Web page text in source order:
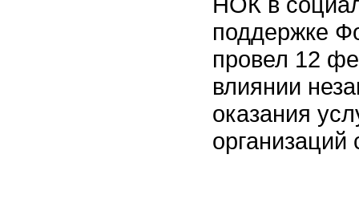
поддержке
провел 12
влиянии
оказания